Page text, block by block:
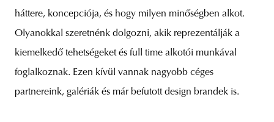
háttere, koncepciója, és hogy milyen minőségben alkot.
Olyanokkal szeretnénk dolgozni, akik reprezentálják a
kiemelkedő tehetségeket és full time alkotói munkával
foglalkoznak. Ezen kívül vannak nagyobb céges
partnereink, galériák és már befutott design brandek is.